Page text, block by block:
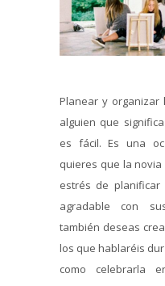
Planear y
alguien que
es fácil. Es una
quieres que la
estrés de
agradable con
también deseas
los que hablaréis
como celebrarla